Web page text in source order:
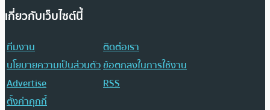
เกี่ยวกับเว็บไซต์นี้
ทีมงาน
ติดต่อเรา
นโยบายความเป็นส่วนตัวข้อตกลงในการใช้งาน
Advertise
RSS
ตั้งค่าคุกกี้